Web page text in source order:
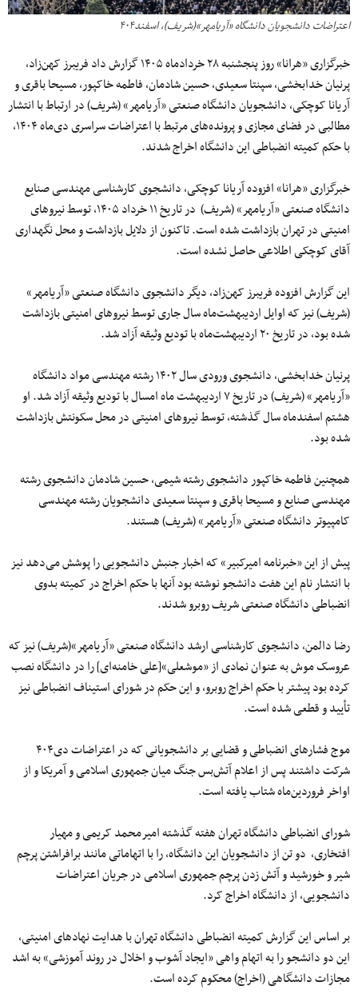
اعتراضات دانشجویان دانشگاه «آریامهر»(شریف)، اسفند۴۰۴
خبرگزاری «هرانا» روز پنجشنبه ۲۸ خردادماه ۱۴۰۵ گزارش داد فریبرز کهن‌زاد،
پرنیان خدابخشی، سپنتا سعیدی، حسین شادمان، فاطمه خاکپور، مسیحا باقری و
آریانا کوچکی، دانشجویان دانشگاه صنعتی «آریامهر» (شریف) در ارتباط با انتشار
مطالبی در فضای مجازی و پرونده‌های مرتبط با اعتراضات سراسری دی‌ماه ۱۴۰۴،
با حکم کمیته انضباطی این دانشگاه اخراج شدند.
خبرگزاری «هرانا» افزوده آریانا کوچکی، دانشجوی کارشناسی مهندسی صنایع
دانشگاه صنعتی «آریامهر» (شریف) در تاریخ ۱۱ خرداد ۱۴۰۵، توسط نیروهای
امنیتی در تهران بازداشت شده است. تاکنون از دلایل بازداشت و محل نگهداری
آقای کوچکی اطلاعی حاصل نشده است.
این گزارش افزوده فریبرز کهن‌زاد، دیگر دانشجوی دانشگاه صنعتی «آریامهر»
(شریف) نیز که اوایل اردیبهشت‌ماه سال جاری توسط نیروهای امنیتی بازداشت
شده بود، در تاریخ ۲۰ اردیبهشت‌ماه با تودیع وثیقه آزاد شد.
پرنیان خدابخشی، دانشجوی ورودی سال ۱۴۰۲ رشته مهندسی مواد دانشگاه
«آریامهر» (شریف) در تاریخ ۷ اردیبهشت ماه امسال با تودیع وثیقه آزاد شد. او
هشتم اسفندماه سال گذشته، توسط نیروهای امنیتی در محل سکونتش بازداشت
شده بود.
همچنین فاطمه خاکپور دانشجوی رشته شیمی، حسین شادمان دانشجوی رشته
مهندسی صنایع و مسیحا باقری و سپنتا سعیدی دانشجویان رشته مهندسی
کامپیوتر دانشگاه صنعتی «آریامهر» (شریف) هستند.
پیش از این «خبرنامه امیرکبیر» که اخبار جنبش دانشجویی را پوشش می‌دهد نیز
با انتشار نام این هفت دانشجو نوشته بود آنها با حکم اخراج در کمیته بدوی
انضباطی دانشگاه صنعتی شریف روبرو شدند.
رضا دالمن، دانشجوی کارشناسی ارشد دانشگاه صنعتی «آریامهر»(شریف) نیز که
عروسک موش به عنوان نمادی از «موشعلی»[علی خامنه‌ای] را در دانشگاه نصب
کرده بود پیشتر با حکم اخراج روبرو، و این حکم در شورای استیناف انضباطی نیز
تأیید و قطعی شده است.
موج فشارهای انضباطی و قضایی بر دانشجویانی که در اعتراضات دی۴۰۴
شرکت داشتند پس از اعلام آتش‌بس جنگ میان جمهوری اسلامی و آمریکا و از
اواخر فروردین‌ماه شتاب یافته است.
شورای انضباطی دانشگاه تهران هفته گذشته امیرمحمد کریمی و مهیار
افتخاری، دو تن از دانشجویان این دانشگاه، را با اتهاماتی مانند برافراشتن پرچم
شیر و خورشید و آتش زدن پرچم جمهوری اسلامی در جریان اعتراضات
دانشجویی، از دانشگاه اخراج کرد.
بر اساس این گزارش کمیته انضباطی دانشگاه تهران با هدایت نهادهای امنیتی،
این دو دانشجو را به اتهام واهی «ایجاد آشوب و اخلال در روند آموزشی» به اشد
مجازات دانشگاهی (اخراج) محکوم کرده است.